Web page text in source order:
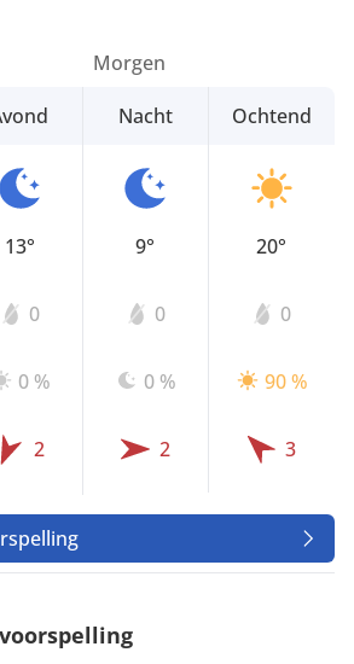
13°
0
0 %
2
Morgen
Nacht
9°
0
0 %
2
Ochtend
20°
0
90 %
3